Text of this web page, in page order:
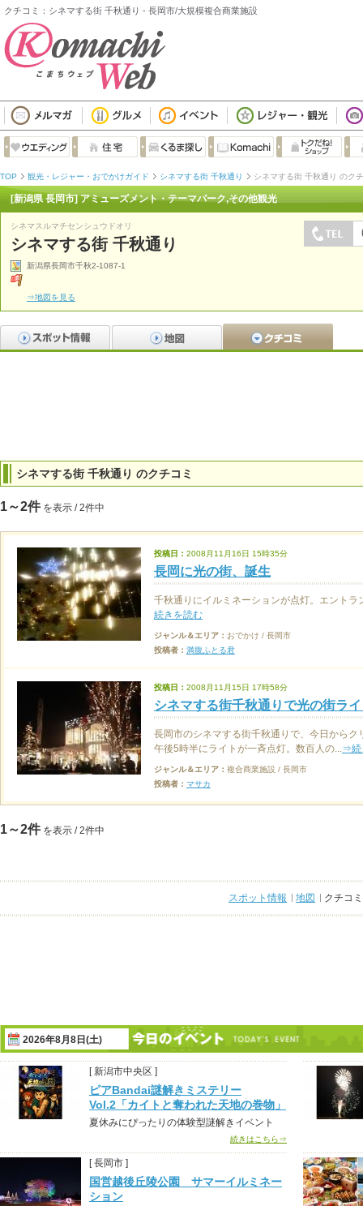
クチコミ：シネマする街 千秋通り - 長岡市/大規模複合商業施設
TOP 観光・レジャー・おでかけガイド シネマする街 千秋通り シネマする街 千秋通り のク
[新潟県 長岡市] アミューズメント・テーマパーク,その他観光
シネマスルマチセンシュウドオリ
シネマする街 千秋通り
新潟県長岡市千秋2-1087-1
⇒地図を見る
シネマする街 千秋通り のクチコミ
1～2件 を表示 / 2件中
投稿日： 2008月11月16日 15時35分
長岡に光の街、誕生
千秋通りにイルミネーションが点灯。エント
続きを読む
ジャンル＆エリア： おでかけ / 長岡市
投稿者： 満腹ふとる君
投稿日： 2008月11月15日 17時58分
シネマする街千秋通りで光の街ラ
長岡市のシネマする街千秋通りで、今日から
午後5時半にライトが一斉点灯。数百人の...⇒続
ジャンル＆エリア： 複合商業施設 / 長岡市
投稿者： マサカ
1～2件 を表示 / 2件中
スポット情報 地図 クチコミ
2026年8月8日(土)
[ 新潟市中央区 ]
ピアBandai謎解きミステリー
Vol.2「カイトと奪われた天地の巻物」
夏休みにぴったりの体験型謎解きイベント
続きはこちら⇒
[ 長岡市 ]
国営越後丘陵公園 サマーイルミネー
ション